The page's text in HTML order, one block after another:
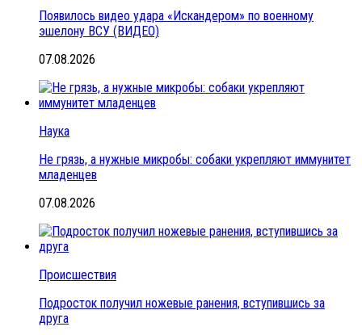
Появилось видео удара «Искандером» по военному
эшелону ВСУ (ВИДЕО)
07.08.2026
Наука
Не грязь, а нужные микробы: собаки укрепляют иммунитет
младенцев
07.08.2026
Происшествия
Подросток получил ножевые ранения, вступившись за
друга